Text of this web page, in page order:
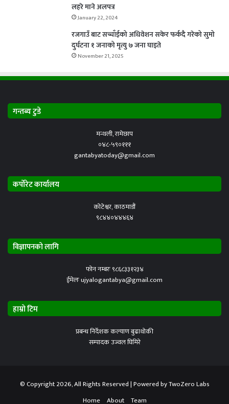
लहरे माने अलपत्र
January 22, 2024
रजगाउँ बाट सच्चाँईको अधिवेशन सकेर फर्कदै गरेको सुमो
दुर्घटना १ जनाको मृत्यु ७ जना घाइते
November 21, 2025
गन्तब्य टुडे
मन्थली, रामेछाप
०४८-५९०१११
gantabyatoday@gmail.com
कर्पोरेट कार्यालय
कोटेश्वर, काठमाडौं
९८४४०४४४६४
विज्ञापनको लागि
फोन नम्बरः ९८६८३३१२३४
ईमेलः ujyalogantabya@gmail.com
हाम्रो टिम
प्रबन्ध निर्देशक कल्याण बुढाथोकी
सम्पादक उज्वल घिमिरे
© Copyright 2026, All Rights Reserved | Powered byTwoZero Labs
Home
About Team